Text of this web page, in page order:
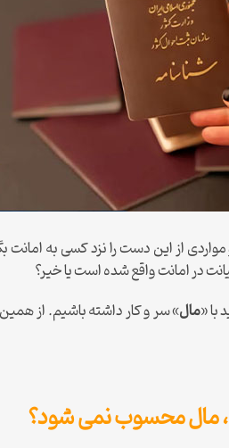
از این دست را نزد کسی به امانت
در امانت واقع شده است یا خیر؟
با «مال» سر و کار داشته باشیم. از
مال محسوب نمی شود؟